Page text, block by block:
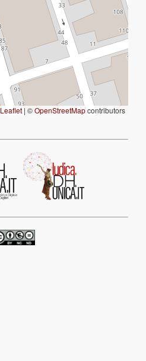
Leaflet |©OpenStreetMapcontributors